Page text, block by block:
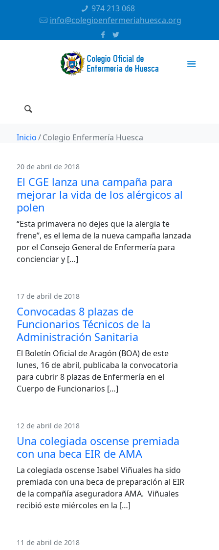
974 213 068
info@colegioenfermeriahuesca.org
Inicio Colegio Enfermería Huesca
20 de abril de 2018
El CGE lanza una campaña para
mejorar la vida de los alérgicos al
polen
“Esta primavera no dejes que la alergia te
frene”, es el lema de la nueva campaña lanzada
por el Consejo General de Enfermería para
concienciar y […]
17 de abril de 2018
Convocadas 8 plazas de
Funcionarios Técnicos de la
Administración Sanitaria
El Boletín Oficial de Aragón (BOA) de este
lunes, 16 de abril, publicaba la convocatoria
para cubrir 8 plazas de Enfermería en el
Cuerpo de Funcionarios […]
12 de abril de 2018
Una colegiada oscense premiada
con una beca EIR de AMA
La colegiada oscense Isabel Viñuales ha sido
premiada con una beca de preparación al EIR
de la compañía aseguradora AMA. Viñuales
recibió este miércoles en la […]
11 de abril de 2018